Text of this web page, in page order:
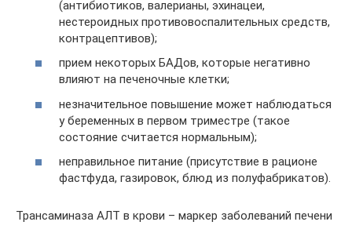
(антибиотиков, валерианы, эхинацеи,
нестероидных противовоспалительных средств,
контрацептивов);
прием некоторых БАДов, которые негативно
влияют на печеночные клетки;
незначительное повышение может наблюдаться
у беременных в первом триместре (такое
состояние считается нормальным);
неправильное питание (присутствие в рационе
фастфуда, газировок, блюд из полуфабрикатов).
Трансаминаза АЛТ в крови – маркер заболеваний печени